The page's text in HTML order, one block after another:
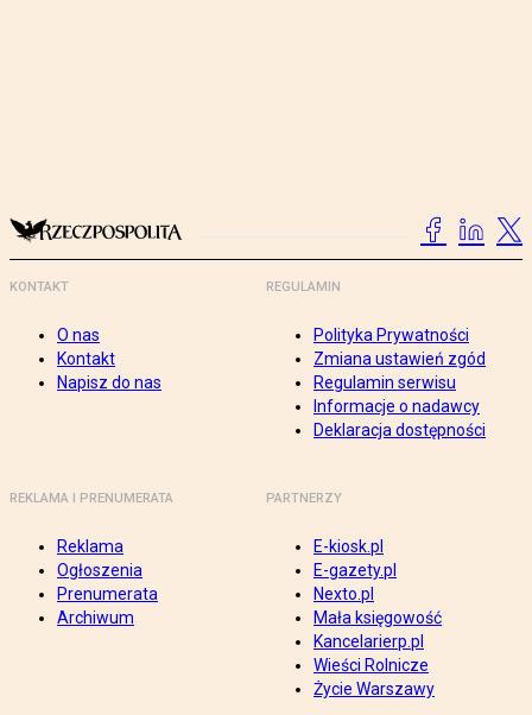
KONTAKT
O nas
Kontakt
Napisz do nas
REGULAMIN
Polityka Prywatności
Zmiana ustawień zgód
Regulamin serwisu
Informacje o nadawcy
Deklaracja dostępności
REKLAMA I PRENUMERATA
Reklama
Ogłoszenia
Prenumerata
Archiwum
PARTNERZY
E-kiosk.pl
E-gazety.pl
Nexto.pl
Mała księgowość
Kancelarierp.pl
Wieści Rolnicze
Życie Warszawy